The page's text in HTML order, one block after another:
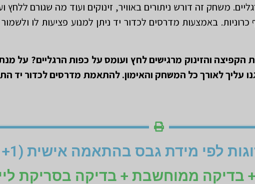
משחק זה דורש ניתורים באוויר, זינוקים ועוד מה שגורם
באמצעות מדרסים לכדור יד ניתן למנוע פציעות לו
הקפיצה והזינוק מרגישים לחץ ועומס על כפות הרגליים? על
עליך לאורך כל המשחק והאימון. להתאמת מדרסים לכדור יד
בדיקה ממוחשבת + בדיקה בסריקת